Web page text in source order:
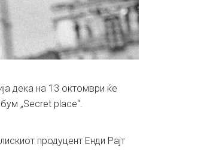
дека на 13 октомври ќе
„Secret place“.
продуцент Енди Рајт